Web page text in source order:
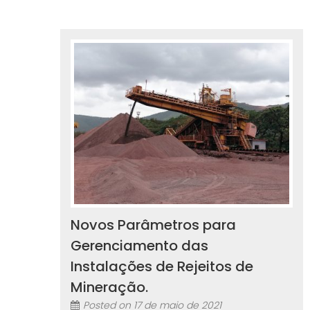
Novos Parâmetros para
Gerenciamento das
Instalações de Rejeitos de
Mineração.
Posted on 17 de maio de 2021